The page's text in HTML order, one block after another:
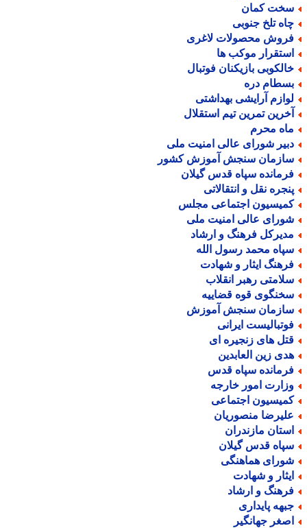
کمان
تلخ جنوبی
محصولات لاغری
موکب ها
بازیکنان فوتبال
دره
آرایشی بهداشتی
تمرین تیم استقلال
محرم
شورای عالی امنیت ملی
سنجش آموزش کشور
سپاه قدس گیلان
نقل و انتقالاتی
اجتماعی مجلس
عالی امنیت ملی
فرهنگ و ارشاد
محمد رسول الله
ایثار و شهادت
رهبر انقلاب
قوه قضاییه
سنجش آموزش
ایرانی
های زنجیره ای
زین العابدین
سپاه قدس
امور خارجه
اجتماعی
منصوریان
مازندران
قدس گیلان
هماهنگی
و شهادت
و ارشاد
پایداری
جهانگیر